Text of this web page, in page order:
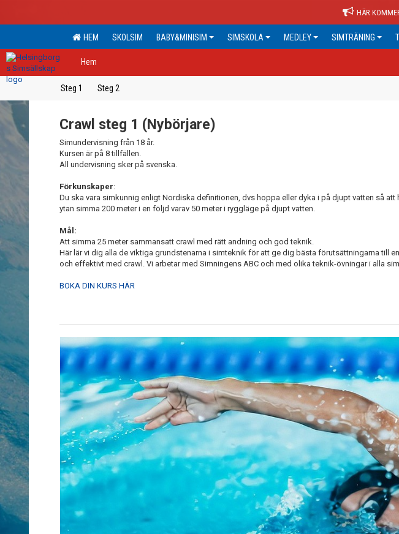
HÄR
HEM SKOLSIM BABY&MINISIM SIMSKOLA MEDLEY SIMTRÄNING
Hem
Steg 1 Steg 2
Crawl steg 1 (Nybörjare)
Simundervisning från 18 år.
Kursen är på 8 tillfällen.
All undervisning sker på svenska.
Förkunskaper:
Du ska vara simkunnig enligt Nordiska definitionen, dvs hoppa eller dyka i på djupt vatten så
ytan simma 200 meter i en följd varav 50 meter i ryggläge på djupt vatten.
Mål:
Att simma 25 meter sammansatt crawl med rätt andning och god teknik.
Här lär vi dig alla de viktiga grundstenarna i simteknik för att ge dig bästa förutsättningarna till
och effektivt med crawl. Vi arbetar med Simningens ABC och med olika teknik-övningar i alla
BOKA DIN KURS HÄR